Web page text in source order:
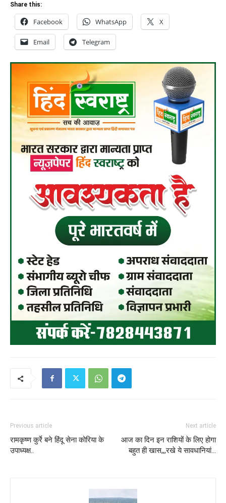
Share this:
Facebook WhatsApp X
Email Telegram
Previous article
रामकृष्ण कुर्रे बने हिंदू सेना कोरिया के
उपाध्यक्ष..
Next article
आज का दिन इन राशियों के लिए होगा
बहुत ही खास,,,रखे ये सावधानियां…